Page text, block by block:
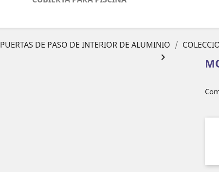
PUERTAS DE PASO DE INTERIOR DE ALUMINIO
